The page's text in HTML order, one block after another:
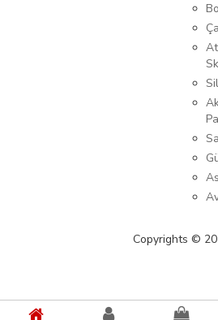
Copyrights ©
{%kategori_metaDescription%}